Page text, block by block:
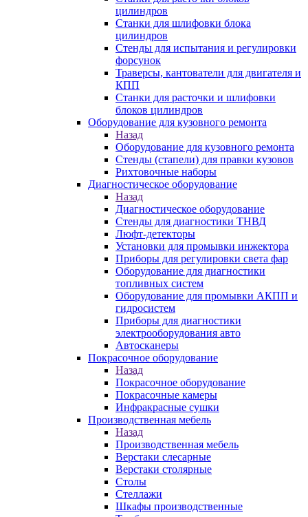
цилиндров
Станки для шлифовки блока
цилиндров
Стенды для испытания и регулировки
форсунок
Траверсы, кантователи для двигателя и
КПП
Станки для расточки и шлифовки
блоков цилиндров
Оборудование для кузовного ремонта
Назад
Оборудование для кузовного ремонта
Стенды (стапели) для правки кузовов
Рихтовочные наборы
Диагностическое оборудование
Назад
Диагностическое оборудование
Стенды для диагностики ТНВД
Люфт-детекторы
Установки для промывки инжектора
Приборы для регулировки света фар
Оборудование для диагностики
топливных систем
Оборудование для промывки АКПП и
гидросистем
Приборы для диагностики
электрооборудования авто
Автосканеры
Покрасочное оборудование
Назад
Покрасочное оборудование
Покрасочные камеры
Инфракрасные сушки
Производственная мебель
Назад
Производственная мебель
Верстаки слесарные
Верстаки столярные
Столы
Стеллажи
Шкафы производственные